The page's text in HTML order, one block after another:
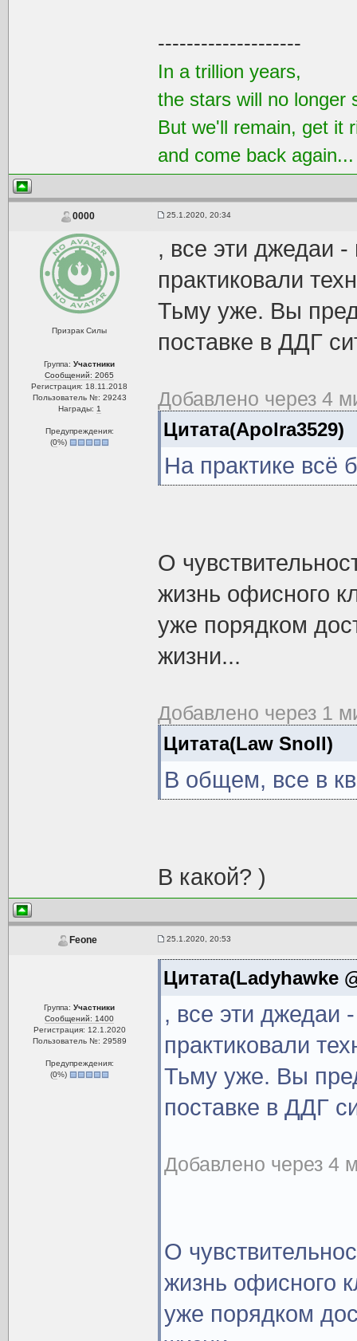
--------------------
In a trillion years,
the stars will no longer
But we'll remain, get it
and come back
0000 25.1.2020, 20:34
Призрак Силы
Группа:Участники
Сообщений: 2065
Регистрация: 18.11.2018
Пользователь №: 29243
Награды: 1
Предупреждения:
(0%)
, все эти джедаи -
практиковали
Тьму уже. Вы
поставке в ДДГ
Добавлено через 4
Цитата(Apolra3529)
На практике всё
О
жизнь офисного
уже порядком
жизни...
Добавлено через 1
Цитата(Law Snoll)
В общем, все в
В какой? )
Feone 25.1.2020, 20:53
Группа:Участники
Сообщений: 1400
Регистрация: 12.1.2020
Пользователь №: 29589
Предупреждения:
(0%)
Цитата(Ladyhawke
, все эти джедаи
практиковали
Тьму уже. Вы
поставке в ДДГ
Добавлено через 4
О
жизнь офисного
уже порядком